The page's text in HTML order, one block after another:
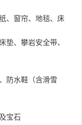
、窗帘、地毯、床
垫、攀岩安全带、
防水鞋（含滑雪
宝石